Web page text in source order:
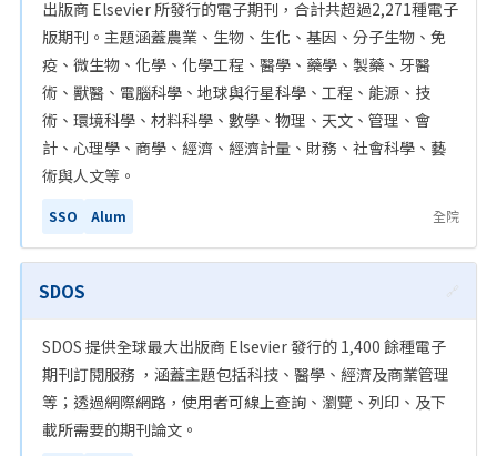
出版商 Elsevier 所發行的電子期刊，合計共超過2,271種電子
版期刊。主題涵蓋農業、生物、生化、基因、分子生物、免
疫、微生物、化學、化學工程、醫學、藥學、製藥、牙醫
術、獸醫、電腦科學、地球與行星科學、工程、能源、技
術、環境科學、材料科學、數學、物理、天文、管理、會
計、心理學、商學、經濟、經濟計量、財務、社會科學、藝
術與人文等。
SSO Alum 全院
SDOS 🔗
SDOS 提供全球最大出版商 Elsevier 發行的 1,400 餘種電子
期刊訂閱服務 ，涵蓋主題包括科技、醫學、經濟及商業管理
等；透過網際網路，使用者可線上查詢、瀏覽、列印、及下
載所需要的期刊論文。